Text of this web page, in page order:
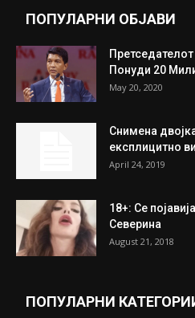
ПОПУЛАРНИ ОБЈАВИ
Понуди 20
May 20, 2020
Снимена
експлицитно
April 24, 2019
18+: Се
Северина
August 21, 2018
ПОПУЛАРНИ